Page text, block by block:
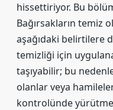
hissettiriyor. Bu
Bağırsakların temiz
aşağıdaki belirtilere
temizliği için
taşıyabilir; bu
olanlar veya
kontrolünde